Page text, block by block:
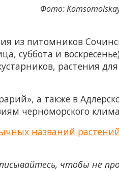
Фото:
из питомников
суббота и
растения
а также в
черноморского
названий
чтобы не